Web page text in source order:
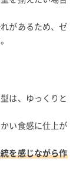
があるため、ゼ
は、ゆっくりと
い食感に仕上が
を感じながら作